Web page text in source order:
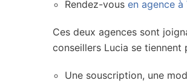
Rendez-vous en agence à
Ces deux agences sont
conseillers Lucia se
Une souscription, une